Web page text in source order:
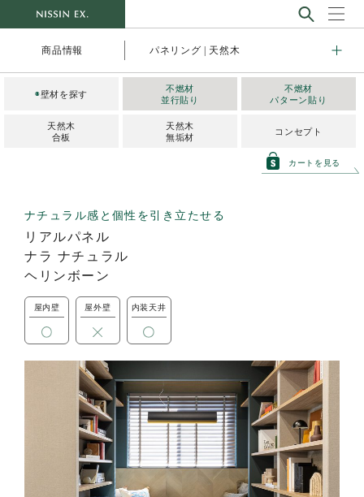
商品情報 パネリング | 天然木
◉壁材を探す
不燃材
並行貼り
不燃材
パターン貼り
天然木
合板
天然木
無垢材
コンセプト
カートを見る
ナチュラル感と個性を引き立たせる
リアルパネル
ナラ ナチュラル
ヘリンボーン
屋内壁 屋外壁 内装天井